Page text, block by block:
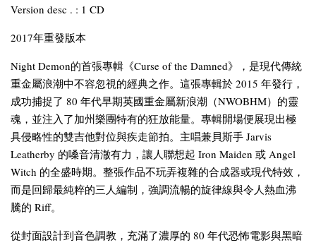
Version desc . : 1 CD
2017年重發版本
Night Demon的首張專輯《Curse of the Damned》，是現代傳統
重金屬浪潮中不容忽視的經典之作。這張專輯於 2015 年發行，
成功捕捉了 80 年代早期英國重金屬新浪潮（NWOBHM）的靈
魂，並注入了加州樂團特有的狂放能量。專輯開場便展現出極
具侵略性的雙吉他對位與疾走節拍。主唱兼貝斯手 Jarvis
Leatherby 的嗓音清澈有力，讓人聯想起 Iron Maiden 或 Angel
Witch 的全盛時期。整張作品不玩弄複雜的合成器或現代特效，
而是回歸最純粹的三人編制，強調流暢的旋律線與令人熱血沸
騰的 Riff。
從封面設計到音色調教，充滿了濃厚的 80 年代恐怖電影與黑暗